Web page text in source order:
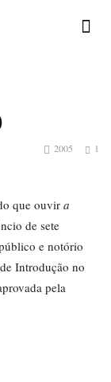
1
2005
que ouvir a
de sete
e notório
Introdução no
pela